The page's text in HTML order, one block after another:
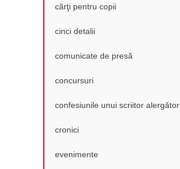
cărţi pentru copii
cinci detalii
comunicate de presă
concursuri
confesiunile unui scriitor alergător
cronici
evenimente